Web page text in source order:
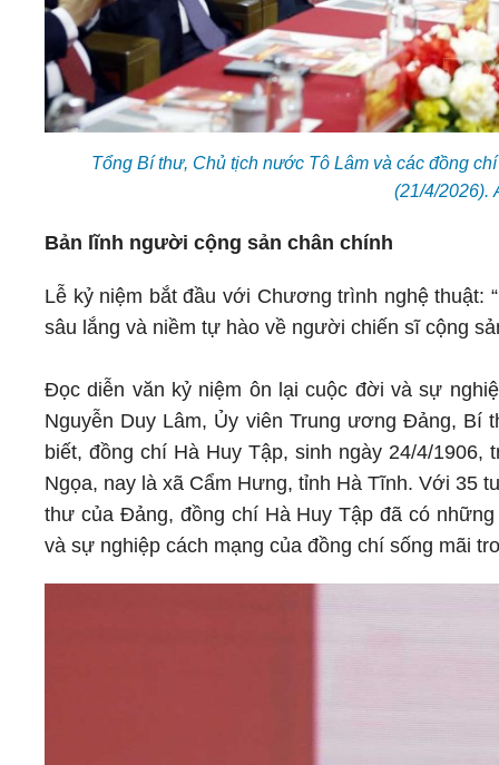
Tổng Bí thư, Chủ tịch nước Tô Lâm và các đồng
(21/4/2026).
Bản lĩnh người cộng sản chân chính
Lễ kỷ niệm bắt đầu với Chương trình nghệ thuật:
sâu lắng và niềm tự hào về người chiến sĩ cộng
Đọc diễn văn kỷ niệm ôn lại cuộc đời và sự
Nguyễn Duy Lâm, Ủy viên Trung ương Đảng, Bí
biết, đồng chí Hà Huy Tập, sinh ngày 24/4/
Ngọa, nay là xã Cẩm Hưng, tỉnh Hà Tĩnh. Với 35
thư của Đảng, đồng chí Hà Huy Tập đã có
và sự nghiệp cách mạng của đồng chí sống mãi